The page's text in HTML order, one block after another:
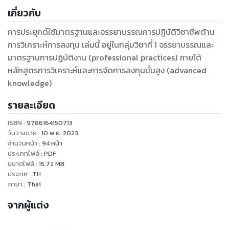
เกี่ยวกับ
การประยุกต์ใช้มาตรฐานและจรรยาบรรณการปฏิบัติวิชาชีพด้าน
การวิเคราะห์การลงทุน เล่มนี้ อยู่ในกลุ่มวิชาที่ 1 จรรยาบรรณและ
มาตรฐานการปฏิบัติงาน (professional practices) ภายใต้
หลักสูตรการวิเคราะห์และการจัดการลงทุนขั้นสูง (advanced
knowledge)
รายละเอียด
ISBN : 9786164150713
วันวางขาย : 10 พ.ย. 2023
จำนวนหน้า : 94หน้า
ประเภทไฟล์: PDF
ขนาดไฟล์: 15.72 MB
ประเทศ: TH
ภาษา : Thai
จากผู้แต่ง